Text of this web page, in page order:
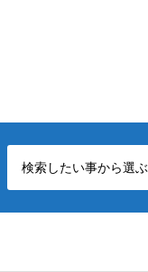
検索したい事から選ぶ